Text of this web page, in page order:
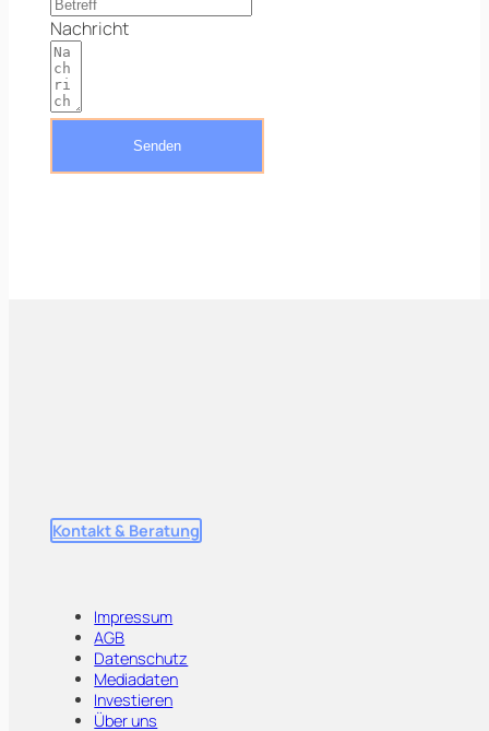
Nachricht
Senden
Kontakt & Beratung
Impressum
AGB
Datenschutz
Mediadaten
Investieren
Über uns